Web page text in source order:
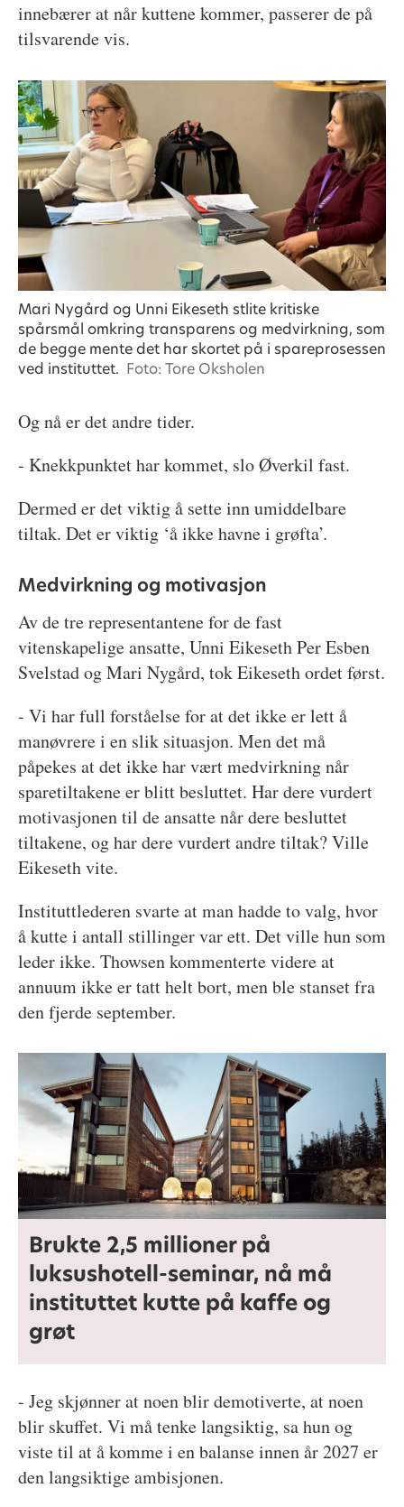
innebærer at når kuttene kommer, passerer de på
tilsvarende vis.
Mari Nygård og Unni Eikeseth stlite kritiske
spårsmål omkring transparens og medvirkning, som
de begge mente det har skortet på i spareprosessen
ved instituttet. Foto: Tore Oksholen
Og nå er det andre tider.
- Knekkpunktet har kommet, slo Øverkil fast.
Dermed er det viktig å sette inn umiddelbare
tiltak. Det er viktig ‘å ikke havne i grøfta’.
Medvirkning og motivasjon
Av de tre representantene for de fast
vitenskapelige ansatte, Unni Eikeseth Per Esben
Svelstad og Mari Nygård, tok Eikeseth ordet først.
- Vi har full forståelse for at det ikke er lett å
manøvrere i en slik situasjon. Men det må
påpekes at det ikke har vært medvirkning når
sparetiltakene er blitt besluttet. Har dere vurdert
motivasjonen til de ansatte når dere besluttet
tiltakene, og har dere vurdert andre tiltak? Ville
Eikeseth vite.
Instituttlederen svarte at man hadde to valg, hvor
å kutte i antall stillinger var ett. Det ville hun som
leder ikke. Thowsen kommenterte videre at
annuum ikke er tatt helt bort, men ble stanset fra
den fjerde september.
Brukte 2,5 millioner på
luksushotell-seminar, nå må
instituttet kutte på kaffe og
grøt
- Jeg skjønner at noen blir demotiverte, at noen
blir skuffet. Vi må tenke langsiktig, sa hun og
viste til at å komme i en balanse innen år 2027 er
den langsiktige ambisjonen.